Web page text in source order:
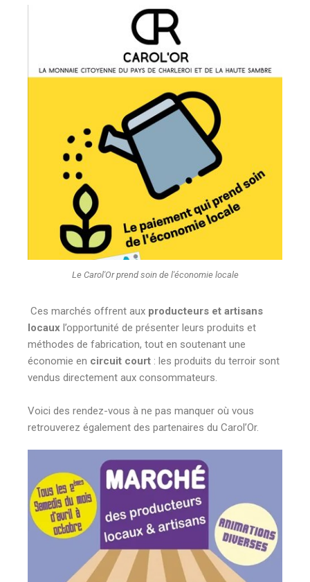
Le Carol'Or prend soin de l'économie locale
Ces marchés offrent aux producteurs et artisans
locaux l’opportunité de présenter leurs produits et
méthodes de fabrication, tout en soutenant une
économie en circuit court : les produits du terroir sont
vendus directement aux consommateurs.
Voici des rendez-vous à ne pas manquer où vous
retrouverez également des partenaires du Carol’Or.